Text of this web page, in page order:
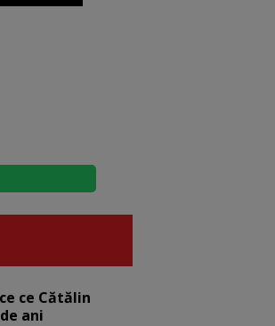
ce Cătălin
ani